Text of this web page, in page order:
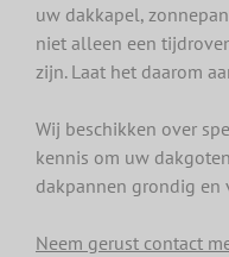
uw dakkapel,
niet alleen een
zijn. Laat het daarom
Wij beschikken over
kennis om uw
dakpannen grondig en
Neem gerust contact